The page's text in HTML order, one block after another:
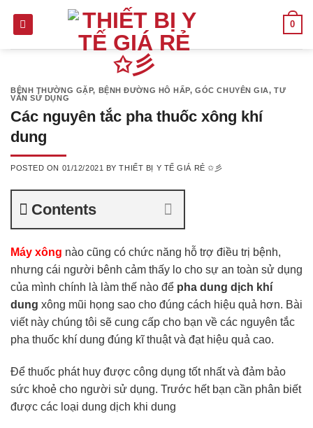
0
BỆNH THƯỜNG GẶP, BỆNH ĐƯỜNG HÔ HẤP,GÓC CHUYÊN GIA,TƯ
VẤN SỬ DỤNG
Các nguyên tắc pha thuốc xông khí
dung
POSTED ON 01/12/2021 BYTHIẾT BỊ Y TẾ GIÁ RẺ ✩彡
Contents
Máy xông nào cũng có chức năng hỗ trợ điều trị bệnh,
nhưng cái người bênh cảm thấy lo cho sự an toàn sử dụng
của mình chính là làm thế nào để pha dung dịch khí
dung xông mũi họng sao cho đúng cách hiệu quả hơn. Bài
viết này chúng tôi sẽ cung cấp cho bạn về các nguyên tắc
pha thuốc khí dung đúng kĩ thuật và đạt hiệu quả cao.
Để thuốc phát huy được công dụng tốt nhất và đảm bảo
sức khoẻ cho người sử dụng. Trước hết bạn cần phân biết
được các loại dung dịch khi dung